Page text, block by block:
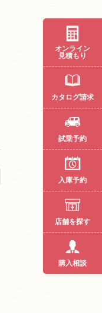
オンライン
見積もり
カタログ請求
試乗予約
入庫予約
店舗を探す
購入相談